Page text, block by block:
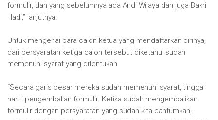
formulir, dan yang sebelumnya ada Andi Wijaya dan juga Bakri
Hadi,” lanjutnya.
Untuk mengenai para calon ketua yang mendaftarkan dirinya,
dari persyaratan ketiga calon tersebut diketahui sudah
memenuhi syarat yang ditentukan
“Secara garis besar mereka sudah memenuhi syarat, tinggal
nanti pengembalian formulir. Ketika sudah mengembalikan
formulir dengan persyaratan yang sudah kita cantumkan,